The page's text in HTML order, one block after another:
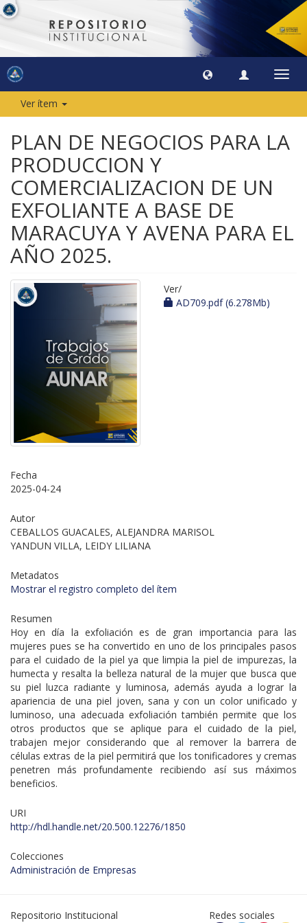
Ver ítem
PLAN DE NEGOCIOS PARA LA
PRODUCCION Y
COMERCIALIZACION DE UN
EXFOLIANTE A BASE DE
MARACUYA Y AVENA PARA EL
AÑO 2025.
Ver/
AD709.pdf (6.278Mb)
Fecha
2025-04-24
Autor
CEBALLOS GUACALES, ALEJANDRA MARISOL
YANDUN VILLA, LEIDY LILIANA
Metadatos
Mostrar el registro completo del ítem
Resumen
Hoy en día la exfoliación es de gran importancia para las
mujeres pues se ha convertido en uno de los principales pasos
para el cuidado de la piel ya que limpia la piel de impurezas, la
humecta y resalta la belleza natural de la mujer que busca que
su piel luzca radiante y luminosa, además ayuda a lograr la
apariencia de una piel joven, sana y con un color unificado y
luminoso, una adecuada exfoliación también permite que los
otros productos que se aplique para el cuidado de la piel,
trabajen mejor considerando que al remover la barrera de
células extras de la piel permitirá que los tonificadores y cremas
penetren más profundamente recibiendo así sus máximos
beneficios.
URI
http://hdl.handle.net/20.500.12276/1850
Colecciones
Administración de Empresas
Repositorio Institucional Redes sociales